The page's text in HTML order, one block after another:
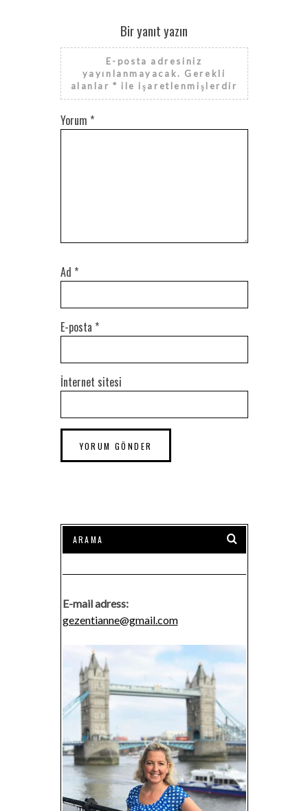
Bir yanıt yazın
E-posta adresiniz
yayınlanmayacak. Gerekli
alanlar* ile işaretlenmişlerdir
Yorum *
Ad *
E-posta *
İnternet sitesi
E-mail adress:
gezentianne@gmail.com